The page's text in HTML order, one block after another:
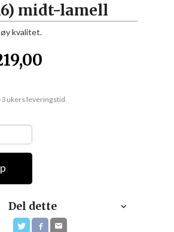
midt-lamell
kvalitet.
ukers leveringstid.
Del dette